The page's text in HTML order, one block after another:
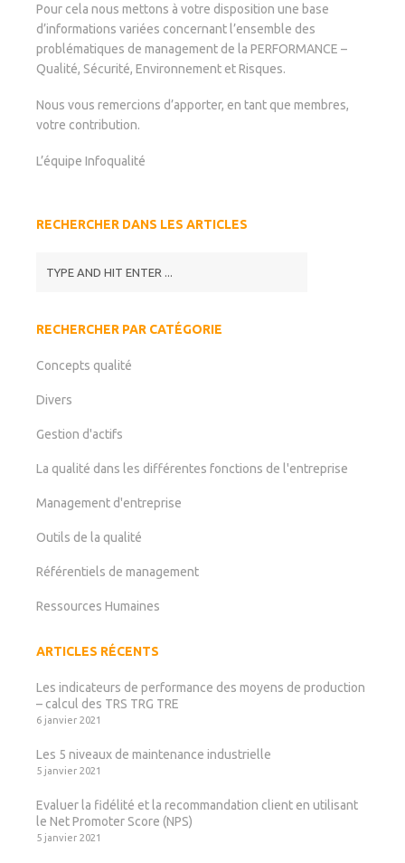
Pour cela nous mettons à votre disposition une base
d’informations variées concernant l’ensemble des
problématiques de management de la PERFORMANCE –
Qualité, Sécurité, Environnement et Risques.
Nous vous remercions d’apporter, en tant que membres,
votre contribution.
L’équipe Infoqualité
RECHERCHER DANS LES ARTICLES
RECHERCHER PAR CATÉGORIE
Concepts qualité
Divers
Gestion d'actifs
La qualité dans les différentes fonctions de l'entreprise
Management d'entreprise
Outils de la qualité
Référentiels de management
Ressources Humaines
ARTICLES RÉCENTS
Les indicateurs de performance des moyens de production
– calcul des TRS TRG TRE
6 janvier 2021
Les 5 niveaux de maintenance industrielle
5 janvier 2021
Evaluer la fidélité et la recommandation client en utilisant
le Net Promoter Score (NPS)
5 janvier 2021